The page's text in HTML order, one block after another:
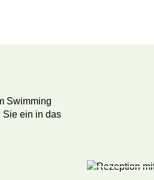
Swimming
Sie ein in das